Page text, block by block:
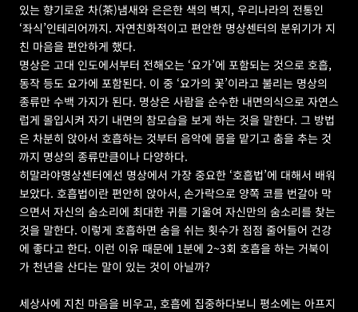
있는 향기로운 차(茶)냄새와 은은한 색의 벽지, 우리나라의 전통인
‘좌식’인테리어까지. 자연친화적이고 편안한 명상센터의 분위기가 지
친 마음을 편안하게 했다.
명상은 고대 인도에서부터 전해오는 ‘요가’에 포함되는 것으로 호흡,
동작 등도 요가에 포함된다. 이 중 ‘요가의 꽃’이라고 불리는 명상의
종류만 수백 가지가 된다. 명상은 사람을 순수한 내면의식으로 자연스
럽게 몰입시켜 자기 내면의 참모습을 보게 하는 것을 말한다. 그 방법
은 차분히 앉아서 호흡하는 것부터 음악에 몸을 맡기고 춤을 추는 것
까지 명상의 종류만큼이나 다양하다.
히말라야명상센터에선 명상에서 가장 중요한 ‘호흡법’에 대해서 배워
보았다. 호흡법이란 편안히 앉아서, 손가락으로 양쪽 코를 번갈아 막
으면서 자신의 숨소리에 최대한 귀를 기울여 자신만의 숨소리를 찾는
것을 말한다. 이렇게 호흡하면 숨을 쉬는 횟수가 점점 줄어들어 건강
에 좋다고 한다. 이런 이유 때문에 1분에 2~3회 호흡을 하는 거북이
가 천년을 산다는 말이 있는 것이 아닐까?
세상사에 지친 마음을 비우고, 호흡에 집중하다보니 평소에는 아프지